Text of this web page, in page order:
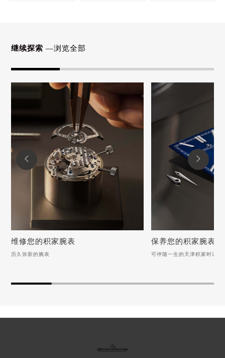
继续探索 —浏览全部
历久弥新的腕表
维修您的积家腕表
历久弥新的腕表
可伴随一生的天津积家时计
保养您的积家腕表
可伴随一生的天津积家时计

